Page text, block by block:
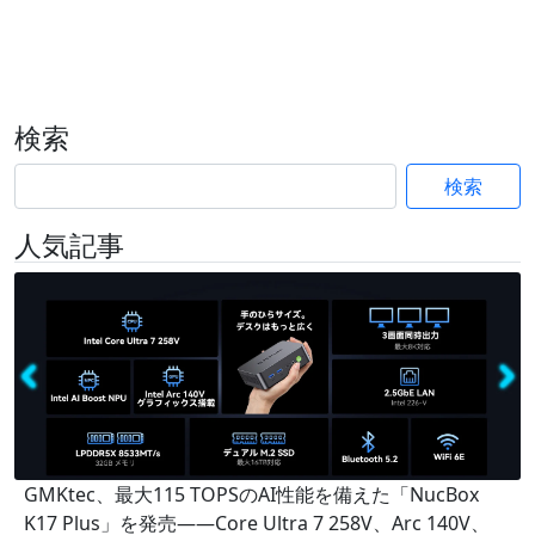
検索
検索
人気記事
GMKtec、最大115 TOPSのAI性能を備えた「NucBox
K17 Plus」を発売――Core Ultra 7 258V、Arc 140V、